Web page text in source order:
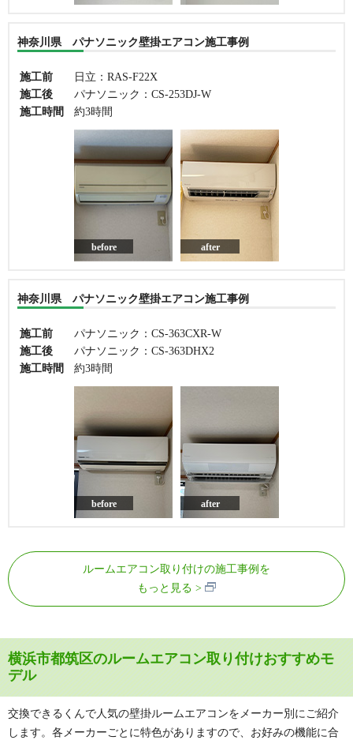
神奈川県 パナソニック壁掛エアコン施工事例
施工前
日立：RAS-F22X
施工後
パナソニック：CS-253DJ-W
施工時間
約3時間
before after
神奈川県 パナソニック壁掛エアコン施工事例
施工前
パナソニック：CS-363CXR-W
施工後
パナソニック：CS-363DHX2
施工時間
約3時間
before after
ルームエアコン取り付けの施工事例を
もっと見る
横浜市都筑区のルームエアコン取り付けおすすめモ
デル
交換できるくんで人気の壁掛ルームエアコンをメーカー別にご紹介
します。各メーカーごとに特色がありますので、お好みの機能に合